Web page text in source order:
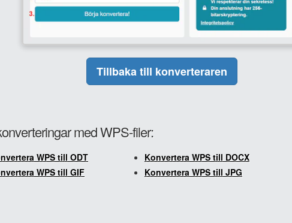
Tillbaka till konverteraren
med WPS-filer:
WPS till ODT
Konvertera WPS till DOCX
WPS till GIF
Konvertera WPS till JPG